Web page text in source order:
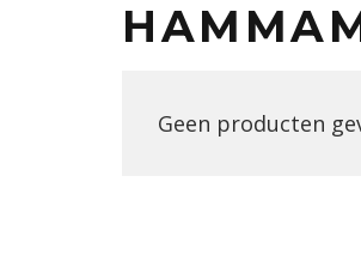
Geen producten